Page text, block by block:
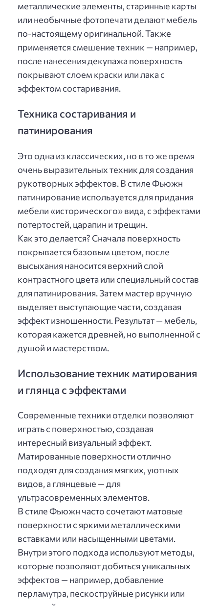
металлические элементы, старинные карты
или необычные фотопечати делают мебель
по-настоящему оригинальной. Также
применяется смешение техник — например,
после нанесения декупажа поверхность
покрывают слоем краски или лака с
эффектом состаривания.
Техника состаривания и
патинирования
Это одна из классических, но в то же время
очень выразительных техник для создания
рукотворных эффектов. В стиле Фьюжн
патинирование используется для придания
мебели «исторического» вида, с эффектами
потертостей, царапин и трещин.
Как это делается? Сначала поверхность
покрывается базовым цветом, после
высыхания наносится верхний слой
контрастного цвета или специальный состав
для патинирования. Затем мастер вручную
выделяет выступающие части, создавая
эффект изношенности. Результат — мебель,
которая кажется древней, но выполненной с
душой и мастерством.
Использование техник матирования
и глянца с эффектами
Современные техники отделки позволяют
играть с поверхностью, создавая
интересный визуальный эффект.
Матированные поверхности отлично
подходят для создания мягких, уютных
видов, а глянцевые — для
ультрасовременных элементов.
В стиле Фьюжн часто сочетают матовые
поверхности с яркими металлическими
вставками или насыщенными цветами.
Внутри этого подхода используют методы,
которые позволяют добиться уникальных
эффектов — например, добавление
перламутра, пескоструйные рисунки или